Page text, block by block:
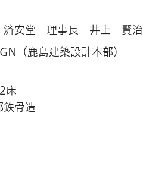
済安堂 理事長 井上 賢治
（鹿島建築設計本部）
床
鉄骨造